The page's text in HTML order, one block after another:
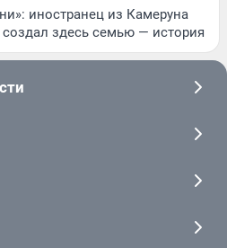
иностранец из Камеруна
здесь семью — история